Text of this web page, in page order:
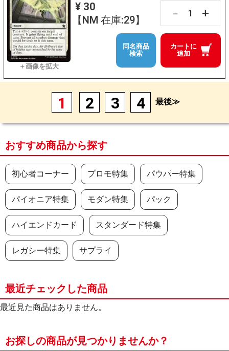
¥ 30
【NM 在庫:29】
－ +
カートに
追加
同名商品
検索
1 2 3 4 最後≫
おすすめ商品から探す
初心者コーナー プロモ特集 パウパー特集
パイオニア特集 モダン特集 パック
ハイエンドカード スタンダード特集
レガシー特集 サプライ
最近チェックした商品
最近見た商品はありません。
お探しの商品が見つかりませんか？